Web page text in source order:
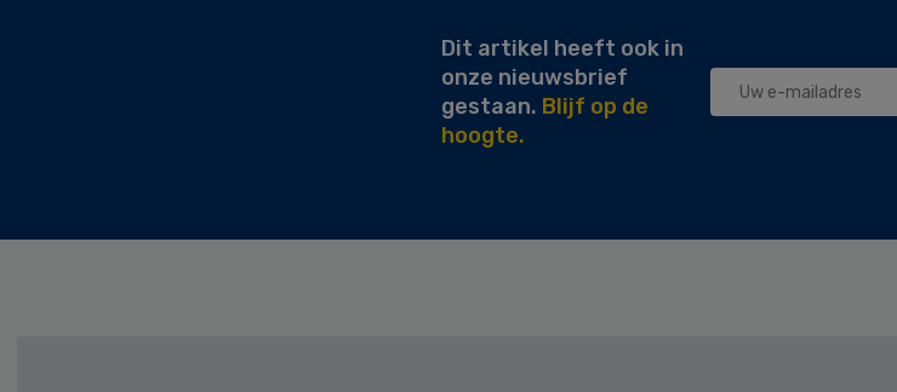
Dit artikel heeft ook in
onze nieuwsbrief
gestaan. Blijf op de
hoogte.